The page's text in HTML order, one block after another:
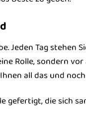
Jeden Tag stehen
Rolle, sondern
all das und
gefertigt, die sich